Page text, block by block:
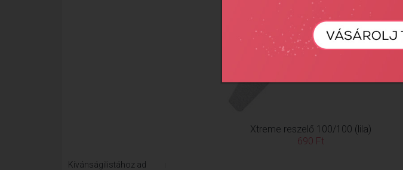
Xtreme reszelő 100/100 (lila)
690 Ft
Kívánságilistához ad